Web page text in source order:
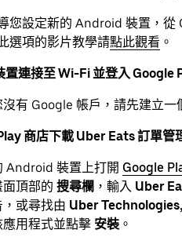
您設定新的 Android 裝置，從
選項的影片教學請點此觀看 。
置連接至 Wi-Fi 並登入 Google
有 Google 帳戶，請先建立一
商店下載 Uber Eats 訂單管
Android 裝置上打開 Google
頂部的 搜尋欄 ，輸入 Uber
，或尋找由 Uber
應用程式並點擊 安裝 。